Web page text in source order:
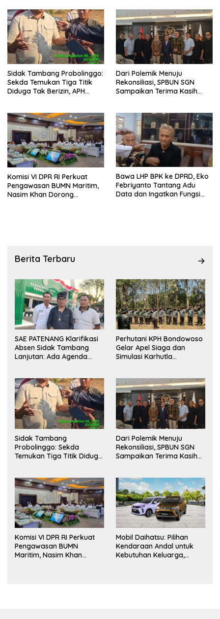
Sidak Tambang Probolinggo:
Sekda Temukan Tiga Titik
Diduga Tak Berizin, APH
Dari Polemik Menuju
Rekonsiliasi, SPBUN SGN
Sampaikan Terima Kasih
Perselisihan
Komisi VI DPR RI Perkuat
Pengawasan BUMN Maritim,
Nasim Khan Dorong
Bawa LHP BPK ke DPRD, Eko
Febriyanto Tantang Adu
Data dan Ingatkan Fungsi
Berita Terbaru
SAE PATENANG Klarifikasi
Absen Sidak Tambang
Lanjutan: Ada Agenda
Perhutani KPH Bondowoso
Gelar Apel Siaga dan
Simulasi Karhutla
Kesiapsiagaan Personel
Sidak Tambang
Probolinggo: Sekda
Temukan Tiga Titik Diduga
Dari Polemik Menuju
Rekonsiliasi, SPBUN SGN
Sampaikan Terima Kasih
Perselisihan
Komisi VI DPR RI Perkuat
Pengawasan BUMN
Maritim, Nasim Khan
Mobil Daihatsu: Pilihan
Kendaraan Andal untuk
Kebutuhan Keluarga,